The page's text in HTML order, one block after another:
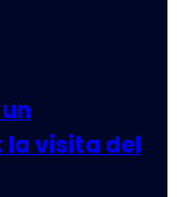
visita del